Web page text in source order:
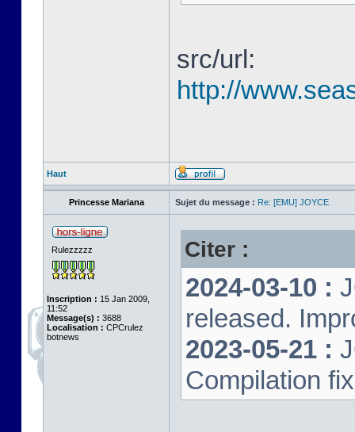
src/url:
http://
Haut
Princesse Mariana Sujet du message : Re: [EMU] JOYCE
Rulezzzzz
Inscription : 15 Jan 2009,
11:52
Message(s) : 3688
Localisation : CPCrulez
botnews
Citer :
2024-03-10 :
released.
2023-05-21 :
Compilation